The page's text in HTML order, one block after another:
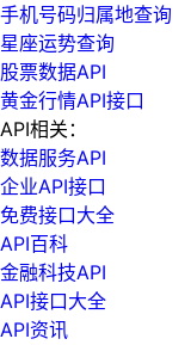
手机号码归属地查询
星座运势查询
股票数据API
黄金行情API接口
API相关：
数据服务API
企业API接口
免费接口大全
API百科
金融科技API
API接口大全
API资讯